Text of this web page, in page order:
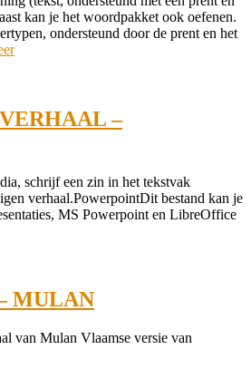
kan je het woordpakket ook oefenen.
ondersteund door de prent en het
–
schrijf een zin in het tekstvak
verhaal.PowerpointDit bestand kan je
MS Powerpoint en LibreOffice
MULAN
van Mulan Vlaamse versie van